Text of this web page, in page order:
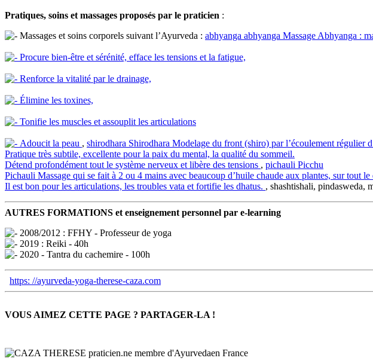
Pratiques, soins et massages proposés par le praticien :
Massages et soins corporels suivant l’Ayurveda : abhyanga abhyanga Massage Abhyanga :
Procure bien-être et sérénité, efface les tensions et la fatigue,
Renforce la vitalité par le drainage,
Élimine les toxines,
Tonifie les muscles et assouplit les articulations
Adoucit la peau , shirodhara Shirodhara Modelage du front (shiro) par l’écoulement régulier
Pratique très subtile, excellente pour la paix du mental, la qualité du sommeil.
Détend profondément tout le système nerveux et libère des tensions , pichauli Picchu
Pichauli Massage qui se fait à 2 ou 4 mains avec beaucoup d’huile chaude aux plantes, sur tout le
Il est bon pour les articulations, les troubles vata et fortifie les dhatus. , shashtishali, pindasweda,
AUTRES FORMATIONS et enseignement personnel par e-learning
2008/2012 : FFHY - Professeur de yoga
2019 : Reiki - 40h
2020 - Tantra du cachemire - 100h
https: //ayurveda-yoga-therese-caza.com
VOUS AIMEZ CETTE PAGE ? PARTAGER-LA !